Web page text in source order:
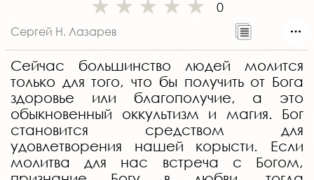
0
Сергей Н. Лазарев
Сейчас большинство людей молится
только для того, что бы получить от Бога
здоровье или благополучие, а это
обыкновенный оккультизм и магия. Бог
становится средством для
удовлетворения нашей корысти. Если
молитва для нас встреча с Богом,